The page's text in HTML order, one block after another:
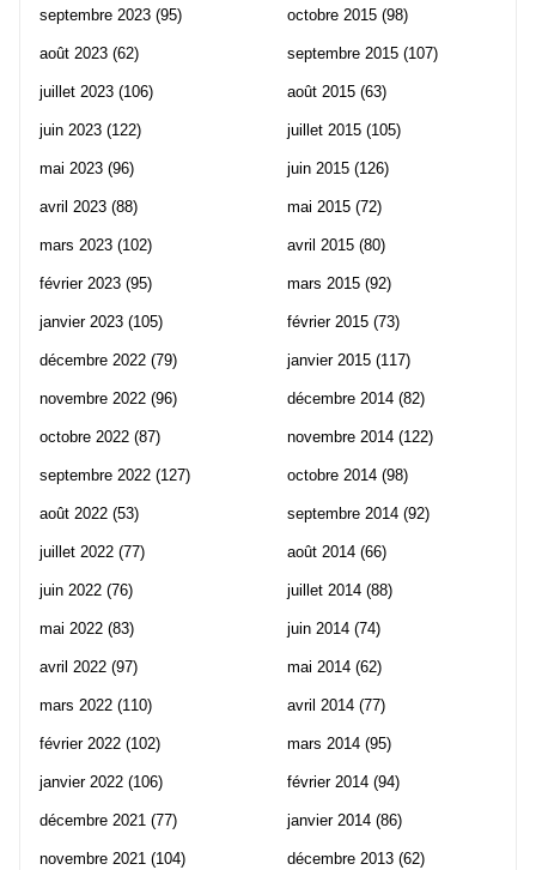
septembre 2023 (95)
août 2023 (62)
juillet 2023 (106)
juin 2023 (122)
mai 2023 (96)
avril 2023 (88)
mars 2023 (102)
février 2023 (95)
janvier 2023 (105)
décembre 2022 (79)
novembre 2022 (96)
octobre 2022 (87)
septembre 2022 (127)
août 2022 (53)
juillet 2022 (77)
juin 2022 (76)
mai 2022 (83)
avril 2022 (97)
mars 2022 (110)
février 2022 (102)
janvier 2022 (106)
décembre 2021 (77)
novembre 2021 (104)
octobre 2015 (98)
septembre 2015 (107)
août 2015 (63)
juillet 2015 (105)
juin 2015 (126)
mai 2015 (72)
avril 2015 (80)
mars 2015 (92)
février 2015 (73)
janvier 2015 (117)
décembre 2014 (82)
novembre 2014 (122)
octobre 2014 (98)
septembre 2014 (92)
août 2014 (66)
juillet 2014 (88)
juin 2014 (74)
mai 2014 (62)
avril 2014 (77)
mars 2014 (95)
février 2014 (94)
janvier 2014 (86)
décembre 2013 (62)